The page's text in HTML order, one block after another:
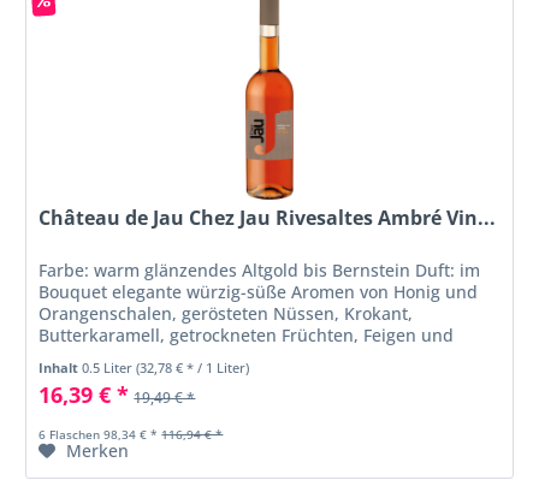
Château de Jau Chez Jau Rivesaltes Ambré Vin...
Farbe: warm glänzendes Altgold bis Bernstein Duft: im
Bouquet elegante würzig-süße Aromen von Honig und
Orangenschalen, gerösteten Nüssen, Krokant,
Butterkaramell, getrockneten Früchten, Feigen und
Inhalt0.5 Liter(32,78 € * / 1 Liter)
16,39 € * 19,49 € *
6 Flaschen 98,34 € * 116,94 € *
Merken